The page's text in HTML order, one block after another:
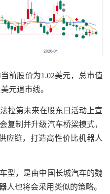
股价为1.02美元，总市值
元退市线。
第未来在股东日活动上宣
复制并升级汽车桥梁模式，
应链，打造高性价比机器人
，是由中国长城汽车的魏
人也将会采用类似的策略。